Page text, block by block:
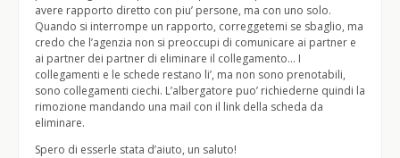
avere rapporto diretto con piu’ persone, ma con uno solo.
Quando si interrompe un rapporto, correggetemi se sbaglio, ma
credo che l’agenzia non si preoccupi di comunicare ai partner e
ai partner dei partner di eliminare il collegamento… I
collegamenti e le schede restano li’, ma non sono prenotabili,
sono collegamenti ciechi. L’albergatore puo’ richiederne quindi la
rimozione mandando una mail con il link della scheda da
eliminare.
Spero di esserle stata d’aiuto, un saluto!